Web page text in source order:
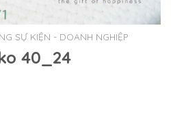
SỰ KIỆN - DOANH NGHIỆP
40_24